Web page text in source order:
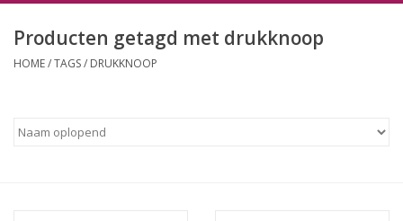
FAQ
Producten getagd met drukknoop
HOME/TAGS/ DRUKKNOOP